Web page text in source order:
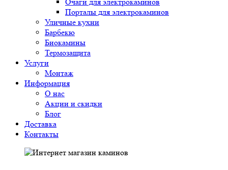
Порталы для электрокаминов
Уличные кухни
Барбекю
Биокамины
Термозащита
Услуги
Монтаж
Информация
О нас
Акции и скидки
Блог
Доставка
Контакты